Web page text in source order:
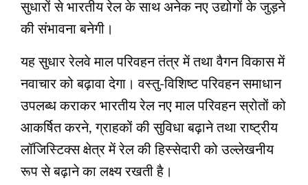
सुधारों से भारतीय रेल के साथ अनेक नए उद्योगों के जुड़ने
की संभावना बनेगी।
यह सुधार रेलवे माल परिवहन तंत्र में तथा वैगन विकास में
नवाचार को बढ़ावा देगा। वस्तु-विशिष्ट परिवहन समाधान
उपलब्ध कराकर भारतीय रेल नए माल परिवहन स्रोतों को
आकर्षित करने, ग्राहकों की सुविधा बढ़ाने तथा राष्ट्रीय
लॉजिस्टिक्स क्षेत्र में रेल की हिस्सेदारी को उल्लेखनीय
रूप से बढ़ाने का लक्ष्य रखती है।